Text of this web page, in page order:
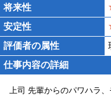
将来性
安定性
評価者の属性
仕事内容の詳細
上司 先輩からのパワハラ